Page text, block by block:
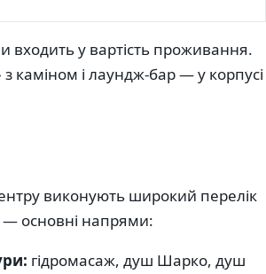
входить у вартість проживання.
каміном і лаундж-бар — у корпусі
виконують широкий перелік
основні напрями:
гідромасаж, душ Шарко, душ